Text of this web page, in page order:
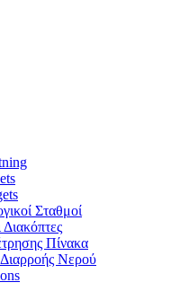
Σταθμοί
Πίνακα
Διαρροής Νερού